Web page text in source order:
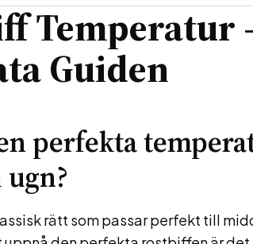
Temperatur
Guiden
perfekta
rätt som passar perfekt till